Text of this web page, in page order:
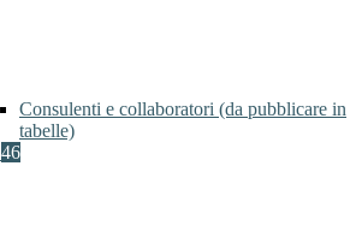
Consulenti e collaboratori (da pubblicare in
tabelle)
46